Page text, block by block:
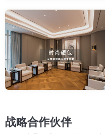
战略合作伙伴